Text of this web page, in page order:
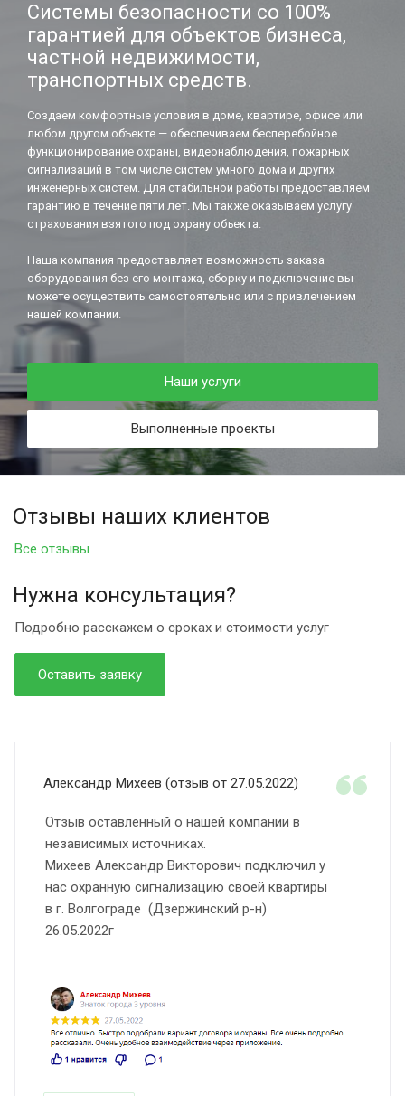
Системы безопасности со 100%
гарантией для объектов бизнеса,
частной недвижимости,
транспортных средств.
Создаем комфортные условия в доме, квартире, офисе или
любом другом объекте — обеспечиваем бесперебойное
функционирование охраны, видеонаблюдения, пожарных
сигнализаций в том числе систем умного дома и других
инженерных систем. Для стабильной работы предоставляем
гарантию в течение пяти лет. Мы также оказываем услугу
страхования взятого под охрану объекта.
Наша компания предоставляет возможность заказа
оборудования без его монтажа, сборку и подключение вы
можете осуществить самостоятельно или с привлечением
нашей компании.
Наши услуги
Выполненные проекты
Нужна консультация?
Подробно расскажем о сроках и стоимости услуг
Оставить заявку
Все отзывы
Отзывы наших клиентов
Александр Михеев (отзыв от 27.05.2022)
Отзыв оставленный о нашей компании в
независимых источниках.
Михеев Александр Викторович подключил у
нас охранную сигнализацию своей квартиры
в г. Волгограде (Дзержинский р-н)
26.05.2022г